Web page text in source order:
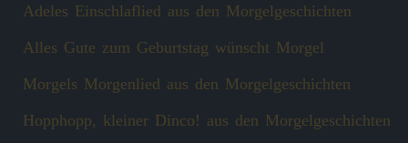
Adeles Einschlaflied aus den Morgelgeschichten
Alles Gute zum Geburtstag wünscht Morgel
Morgels Morgenlied aus den Morgelgeschichten
Hopphopp, kleiner Dinco! aus den Morgelgeschichten